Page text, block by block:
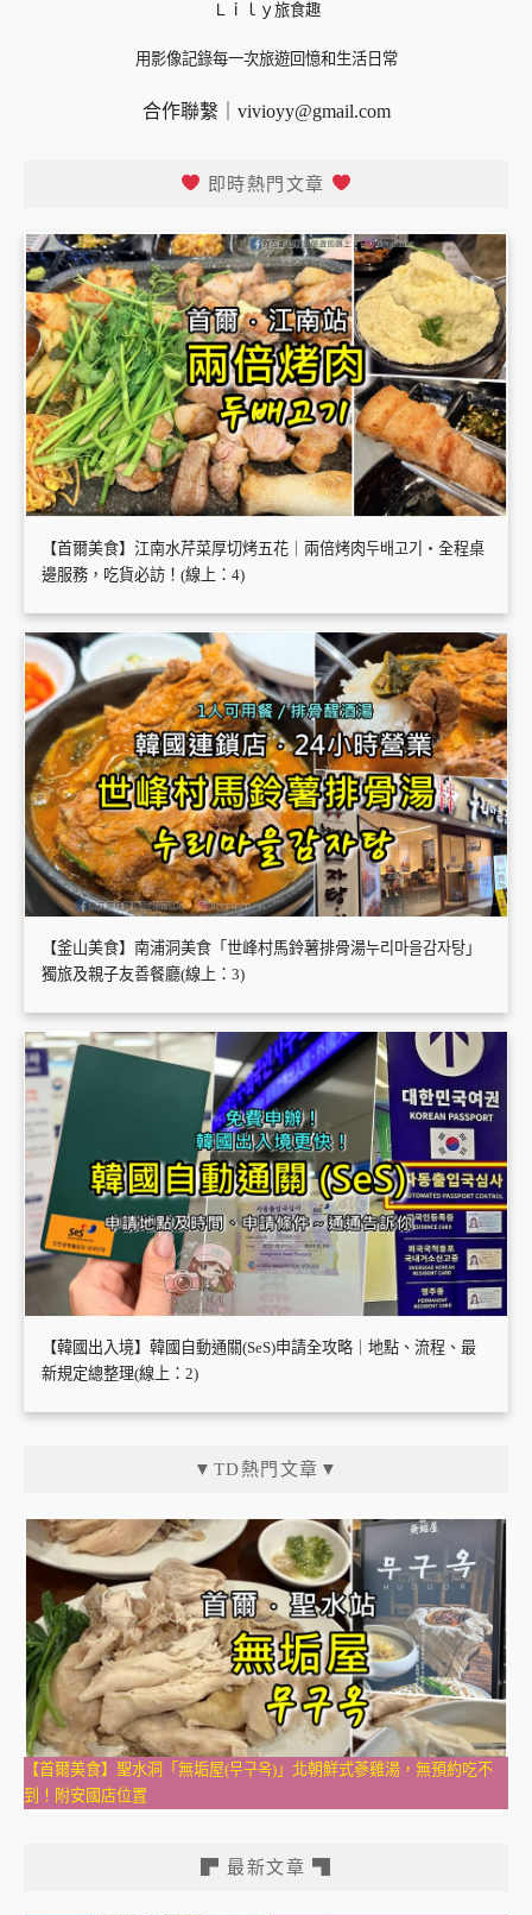
Ｌｉｌｙ旅食趣
用影像記錄每一次旅遊回憶和生活日常
合作聯繫｜ vivioyy@gmail.com
即時熱門文章
【首爾美食】江南水芹菜厚切烤五花｜兩倍烤肉두배고기・全程桌
邊服務，吃貨必訪！(線上：4)
【釜山美食】南浦洞美食「世峰村馬鈴薯排骨湯누리마을감자탕」
獨旅及親子友善餐廳(線上：3)
【韓國出入境】韓國自動通關(SeS)申請全攻略｜地點、流程、最
新規定總整理(線上：2)
▼TD熱門文章▼
【首爾美食】聖水洞「無垢屋(무구옥)」北朝鮮式蔘雞湯，無預約吃不
到！附安國店位置
▛ 最新文章 ▜